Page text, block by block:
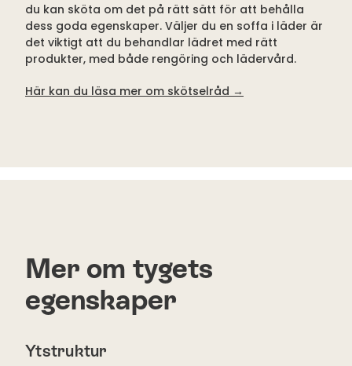
du kan sköta om det på rätt sätt för att behålla
dess goda egenskaper. Väljer du en soffa i läder är
det viktigt att du behandlar lädret med rätt
produkter, med både rengöring och lädervård.
Här kan du läsa mer om skötselråd →
Mer om tygets
egenskaper
Ytstruktur